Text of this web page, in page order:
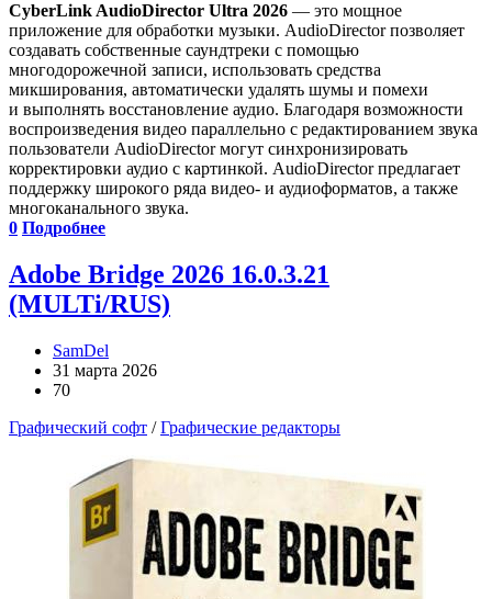
CyberLink AudioDirector Ultra 2026 — это мощное
приложение для обработки музыки. AudioDirector позволяет
создавать собственные саундтреки с помощью
многодорожечной записи, использовать средства
микширования, автоматически удалять шумы и помехи
и выполнять восстановление аудио. Благодаря возможности
воспроизведения видео параллельно с редактированием звука
пользователи AudioDirector могут синхронизировать
корректировки аудио с картинкой. AudioDirector предлагает
поддержку широкого ряда видео- и аудиоформатов, а также
многоканального звука.
0 Подробнее
Adobe Bridge 2026 16.0.3.21
(MULTi/RUS)
SamDel
31 марта 2026
70
Графический софт /Графические редакторы